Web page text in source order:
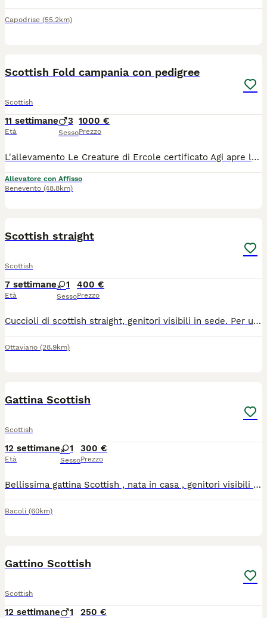
Capodrise (55.2km)
Scottish Fold campania con pedigree
Scottish
11 settimane
Età
3
Sesso
1000 €
Prezzo
L'allevamento Le Creature di Ercole certificato Agi apre le prenotazioni per gattini nati il 19j/05/26. Cercateci su tik tok, scottish le creature di ercole cattery. Sono cuccioli di razza scottish Fold e Straight con una splendida colorazione golden. Lasceranno l' allevamento a 3 mesi di eta" con: - sverminazione - due vaccini - microchip - passaggio di proprieta' - pedegree Agi - contratto di cessione per animali da compagnia - libretto sanitario I genitori sono visibili e testati ed esenti Fiv Felv e Pdk I nostri cuccioli sono mansueti, coccoloni ed abituati al contatto e al gioco e sono particolarmente adatti ai bambini. Ci troviamo a Benevento, in Campania Per info 3474007427
Allevatore con Affisso
Benevento (48.8km)
Scottish straight
Scottish
7 settimane
Età
1
Sesso
400 €
Prezzo
Cuccioli di scottish straight, genitori visibili in sede. Per ulteriori info.
Ottaviano (28.9km)
Gattina Scottish
Scottish
12 settimane
Età
1
Sesso
300 €
Prezzo
Bellissima gattina Scottish , nata in casa , genitori visibili , affettuosa e abituata alla lettiera e a mangiare autonomamente
Bacoli (60km)
Gattino Scottish
Scottish
12 settimane 1 250 €